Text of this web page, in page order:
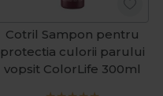
Cotril Sampon pentru
protectia culorii parului
vopsit ColorLife 300ml